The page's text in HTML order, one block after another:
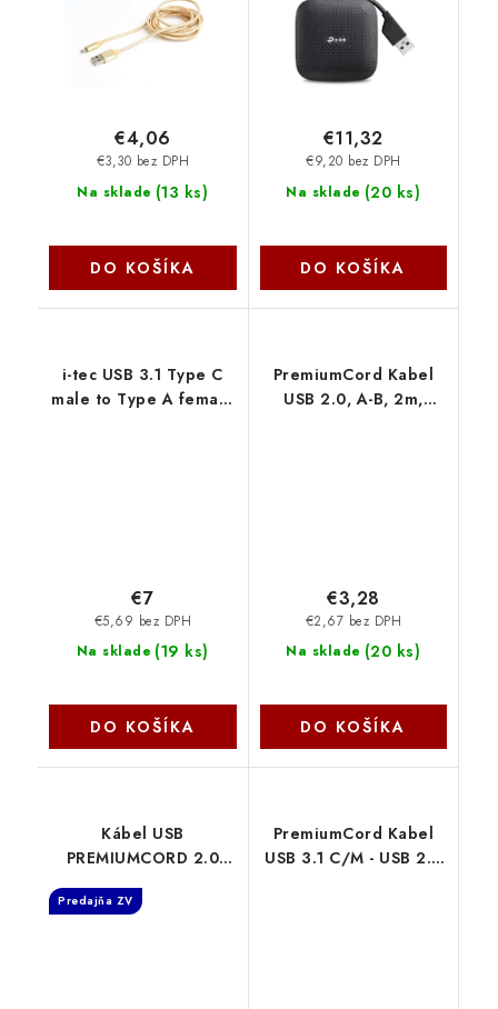
zlaté, blister CCB-
mUSB2B-AMBM-6-G
Gembird
Na sklade (13 ks)
€3,30 bez DPH
€4,06
DO KOŠÍKA
Na sklade (20 ks)
€9,20 bez DPH
€11,32
DO KOŠÍKA
i-tec USB 3.1 Type C
male to Type A female
Na sklade (19 ks)
€5,69 bez DPH
€7
DO KOŠÍKA
PremiumCord Kabel
USB 2.0, A-B, 2m,
Na sklade (20 ks)
€2,67 bez DPH
€3,28
DO KOŠÍKA
Kábel USB
PREMIUMCORD 2.0
Kábel A-B 3 m
ku2ab3bk
Predajňa ZV
PremiumCord Kabel
USB 3.1 C/M - USB 2.0